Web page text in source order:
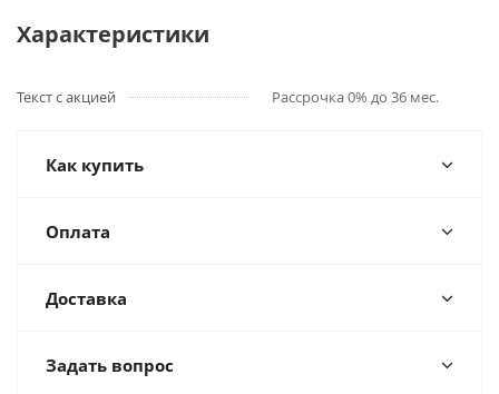
Характеристики
Текст с акцией Рассрочка 0% до 36 мес.
Как купить
Оплата
Доставка
Задать вопрос